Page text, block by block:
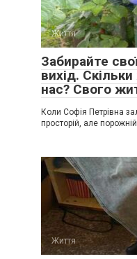
Життя
Забирайте
вихід.
нас? Свого
Коли Софія Петрівна
просторій, але порожній
Життя